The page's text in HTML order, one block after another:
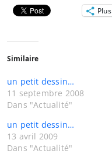
Plus
Similaire
un petit dessin…
11 septembre 2008
Dans "Actualité"
un petit dessin…
13 avril 2009
Dans "Actualité"